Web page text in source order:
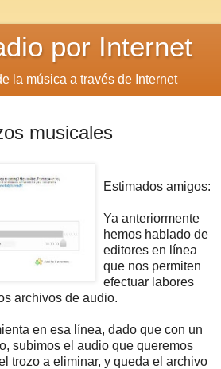
por Internet
la música a través de Internet
musicales
Estimados amigos:
Ya anteriormente
hemos hablado de
editores en línea
que nos permiten
efectuar labores
archivos de audio.
en esa línea, dado que con un
subimos el audio que queremos
trozo a eliminar, y queda el archivo